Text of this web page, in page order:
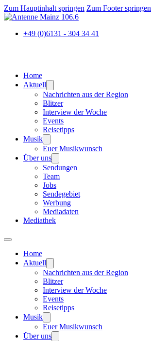
Zum Hauptinhalt springen Zum Footer springen
+49 (0)6131 - 304 34 41
Home
Aktuell
Nachrichten aus der Region
Blitzer
Interview der Woche
Events
Reisetipps
Musik
Euer Musikwunsch
Über uns
Sendungen
Team
Jobs
Sendegebiet
Werbung
Mediadaten
Mediathek
Home
Aktuell
Nachrichten aus der Region
Blitzer
Interview der Woche
Events
Reisetipps
Musik
Euer Musikwunsch
Über uns